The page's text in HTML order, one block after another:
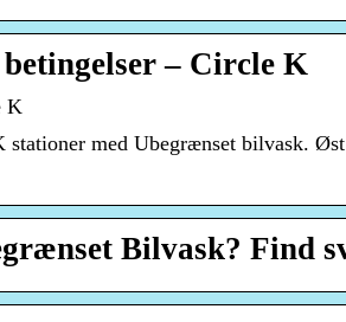
– Circle K
K
med Ubegrænset bilvask.
Bilvask? Find